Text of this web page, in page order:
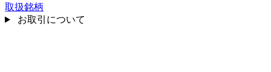
取扱銘柄
お取引について